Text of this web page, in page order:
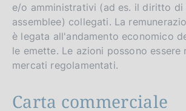
e/o amministrativi (ad es. il diritto
assemblee) collegati. La
è legata all'andamento economico
le emette. Le azioni possono essere
mercati regolamentati.
Carta commerciale